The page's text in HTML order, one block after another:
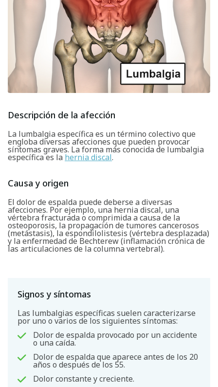
Descripción de la afección
La lumbalgia específica es un término colectivo que
engloba diversas afecciones que pueden provocar
síntomas graves. La forma más conocida de lumbalgia
específica es la hernia discal.
Causa y origen
El dolor de espalda puede deberse a diversas
afecciones. Por ejemplo, una hernia discal, una
vértebra fracturada o comprimida a causa de la
osteoporosis, la propagación de tumores cancerosos
(metástasis), la espondilolistesis (vértebra desplazada)
y la enfermedad de Bechterew (inflamación crónica de
las articulaciones de la columna vertebral).
Signos y síntomas
Las lumbalgias específicas suelen caracterizarse
por uno o varios de los siguientes síntomas:
Dolor de espalda provocado por un accidente
o una caída.
Dolor de espalda que aparece antes de los 20
años o después de los 55.
Dolor constante y creciente.